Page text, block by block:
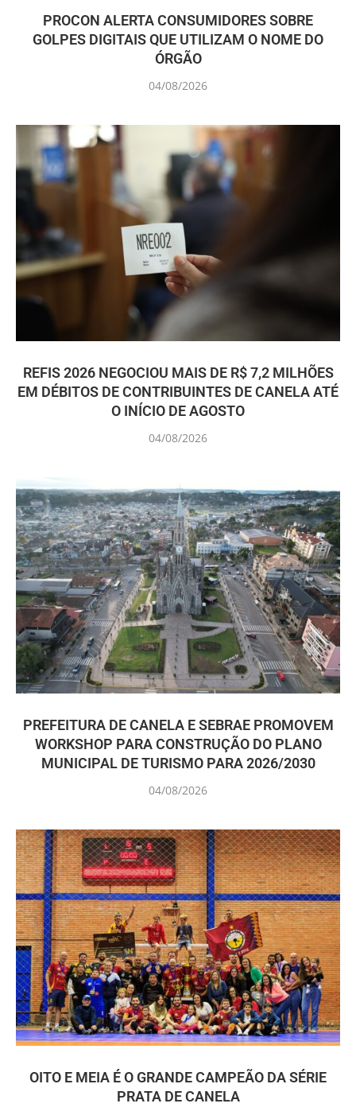
PROCON ALERTA CONSUMIDORES SOBRE
GOLPES DIGITAIS QUE UTILIZAM O NOME DO
ÓRGÃO
04/08/2026
REFIS 2026 NEGOCIOU MAIS DE R$ 7,2 MILHÕES
EM DÉBITOS DE CONTRIBUINTES DE CANELA ATÉ
O INÍCIO DE AGOSTO
04/08/2026
PREFEITURA DE CANELA E SEBRAE PROMOVEM
WORKSHOP PARA CONSTRUÇÃO DO PLANO
MUNICIPAL DE TURISMO PARA 2026/2030
04/08/2026
OITO E MEIA É O GRANDE CAMPEÃO DA SÉRIE
PRATA DE CANELA